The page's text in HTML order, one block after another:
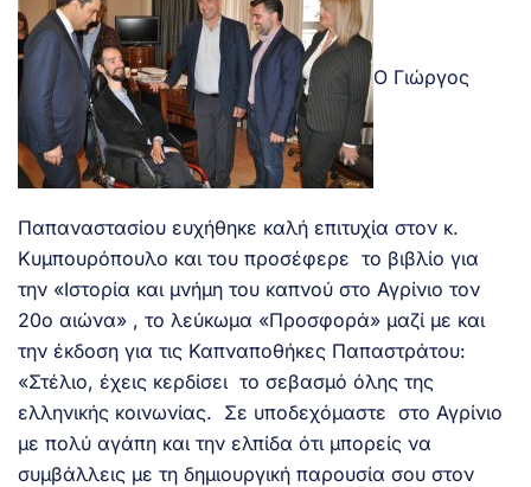
Ο Γιώργος
Παπαναστασίου ευχήθηκε καλή επιτυχία στον κ.
Κυμπουρόπουλο και του προσέφερε το βιβλίο για
την «Ιστορία και μνήμη του καπνού στο Αγρίνιο τον
20ο αιώνα» , το λεύκωμα «Προσφορά» μαζί με και
την έκδοση για τις Καπναποθήκες Παπαστράτου:
«Στέλιο, έχεις κερδίσει το σεβασμό όλης της
ελληνικής κοινωνίας. Σε υποδεχόμαστε στο Αγρίνιο
με πολύ αγάπη και την ελπίδα ότι μπορείς να
συμβάλλεις με τη δημιουργική παρουσία σου στον